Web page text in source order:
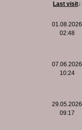
Last visit↓
01.08.2026
02:48
07.06.2026
10:24
29.05.2026
09:17